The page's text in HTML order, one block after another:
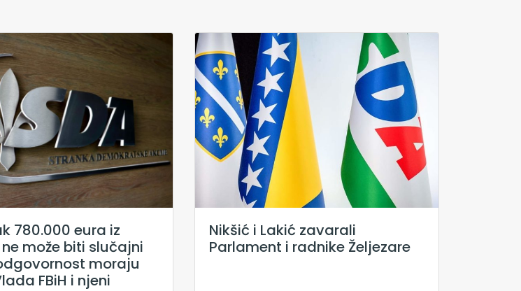
780.000 eura iz
može biti slučajni
moraju
FBiH i njeni
Nikšić i Lakić zavarali
Parlament i radnike Željezare